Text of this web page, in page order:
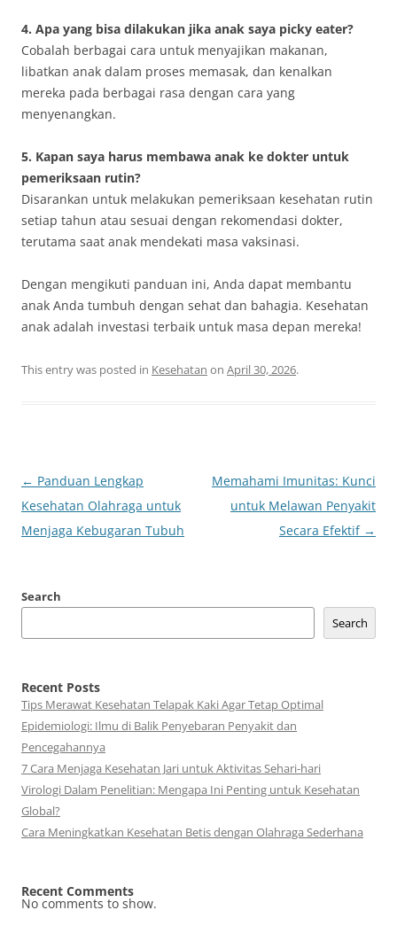
4. Apa yang bisa dilakukan jika anak saya picky eater?
Cobalah berbagai cara untuk menyajikan makanan,
libatkan anak dalam proses memasak, dan kenalkan
mereka pada berbagai rasa dengan cara yang
menyenangkan.
5. Kapan saya harus membawa anak ke dokter untuk
pemeriksaan rutin?
Disarankan untuk melakukan pemeriksaan kesehatan rutin
setiap tahun atau sesuai dengan rekomendasi dokter,
terutama saat anak mendekati masa vaksinasi.
Dengan mengikuti panduan ini, Anda dapat membantu
anak Anda tumbuh dengan sehat dan bahagia. Kesehatan
anak adalah investasi terbaik untuk masa depan mereka!
This entry was posted in Kesehatan on April 30, 2026.
Post
navigation
← Panduan Lengkap
Kesehatan Olahraga untuk
Menjaga Kebugaran Tubuh
Memahami Imunitas: Kunci
untuk Melawan Penyakit
Secara Efektif →
Search
Search
Recent Posts
Tips Merawat Kesehatan Telapak Kaki Agar Tetap Optimal
Epidemiologi: Ilmu di Balik Penyebaran Penyakit dan
Pencegahannya
7 Cara Menjaga Kesehatan Jari untuk Aktivitas Sehari-hari
Virologi Dalam Penelitian: Mengapa Ini Penting untuk Kesehatan
Global?
Cara Meningkatkan Kesehatan Betis dengan Olahraga Sederhana
Recent Comments
No comments to show.